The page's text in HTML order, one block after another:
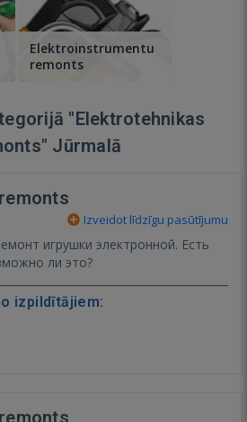
Elektroinstrumentu
remonts
"Elektrotehnikas
Jūrmalā
Izveidot līdzīgu pasūtījumu
игрушки электронной. Есть
ли это?
izpildītājiem: